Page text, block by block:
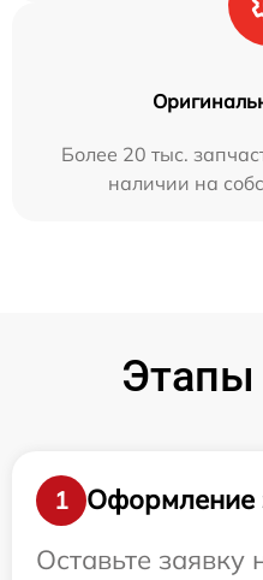
Более 20 тыс.
наличии на
Этапы
1
Оформление
Оставьте заявку